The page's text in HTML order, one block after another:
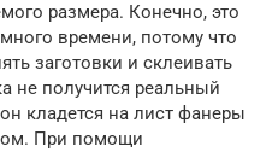
размера. Конечно, это
времени, потому что
заготовки и склеивать
не получится реальный
кладется на лист фанеры
При помощи